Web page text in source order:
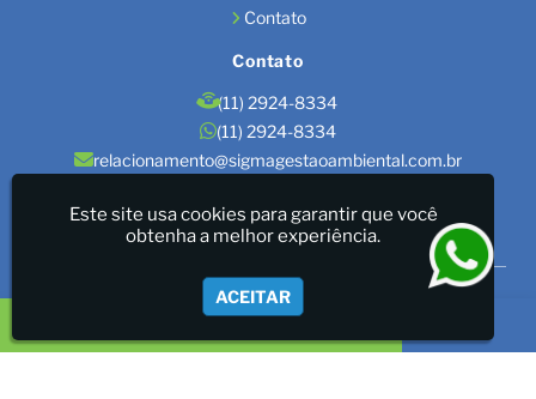
Contato
Contato
(11) 2924-8334
(11) 2924-8334
relacionamento@sigmagestaoambiental.com.br
Localização
São Paulo / SP
Sigma Gestão Ambiental - LICENÇAS AMBIENTAIS/GESTÃO
DE RESÍDUOS/LAUDOS
Este site usa cookies para garantir que você
obtenha a melhor experiência.
ACEITAR